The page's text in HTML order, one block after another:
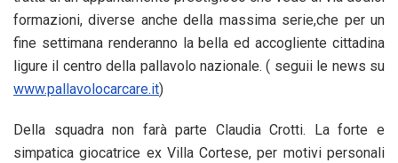
formazioni, diverse anche della massima serie,che per un
fine settimana renderanno la bella ed accogliente cittadina
ligure il centro della pallavolo nazionale. ( seguii le news su
www.pallavolocarcare.it)
Della squadra non farà parte Claudia Crotti. La forte e
simpatica giocatrice ex Villa Cortese, per motivi personali